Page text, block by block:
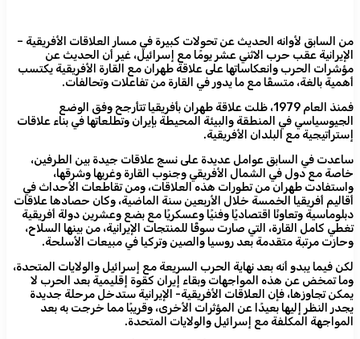
من السابق لأوانه الحديث عن تحولات كبيرة في مسار العلاقات الأفريقية –
الإيرانية عقب حرب الاثني عشر يومًا مع إسرائيل، غير أن الحديث عن
مؤشرات الحرب وانعكاساتها على علاقة طهران مع القارة الأفريقية يكتسب
أهمية بالغة، متسقًا مع ما يدور في القارة من تفاعلات وتحالفات.
فمنذ العام 1979، ظلت علاقة طهران بأفريقيا تتأرجح وفق الوضع
الجيوسياسي في المنطقة والبيئة المحيطة بإيران وتطلعاتها في بناء علاقات
إستراتيجية مع البلدان الأفريقية.
ساعدت في السابق عوامل عديدة على نسج علاقات جيدة بين الطرفين،
خاصة مع دول في الشمال الأفريقي وجنوب القارة وغربها وشرقها،
واستفادت طهران من تطورات هذه العلاقات، ومن تقاطعات الأحداث في
أقاليم أفريقيا الخمسة خلال الأربعين سنة الماضية، وكان حصادها علاقات
دبلوماسية وتعاونًا اقتصاديًا وفنيًا وعسكريًا مع بضع وعشرين دولة أفريقية
تغطي كامل القارة، التي صارت سوقًا للمنتجات الإيرانية، من بينها السلاح،
وحازت مرتبة متقدمة بعد روسيا والصين وتركيا في مبيعات الأسلحة.
لكن فيما يبدو أنه بعد نهاية الحرب السريعة مع إسرائيل والولايات المتحدة،
وما تمخض عن هذه المواجهات وبقاء إيران كقوة إقليمية بعد الحرب لا
يمكن تجاوزها، فإن العلاقات الأفريقية- الإيرانية ستدخل مرحلة جديدة
يجدر النظر إليها بعيدًا عن المؤثرات الأخرى، وقريبًا مما خرجت به بعد
المواجهة المكلفة مع إسرائيل والولايات المتحدة.